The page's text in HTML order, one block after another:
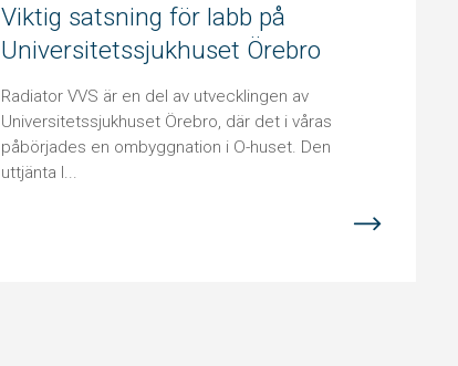
Viktig satsning för labb på
Universitetssjukhuset Örebro
Radiator VVS är en del av utvecklingen av
Universitetssjukhuset Örebro, där det i våras
påbörjades en ombyggnation i O-huset. Den
uttjänta l...